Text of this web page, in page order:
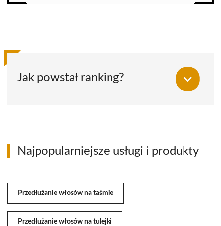
Jak powstał ranking?
Najpopularniejsze usługi i produkty
Przedłużanie włosów na taśmie
Przedłużanie włosów na tulejki